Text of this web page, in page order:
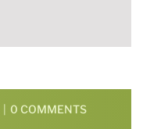
0 COMMENTSON